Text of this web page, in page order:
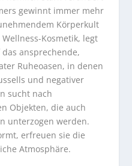
gewinnt immer mehr
Körperkult
Kosmetik, legt
ansprechende,
Ruheoasen, in denen
und negativer
sucht nach
Objekten, die auch
unterzogen werden.
erfreuen sie die
Atmosphäre.